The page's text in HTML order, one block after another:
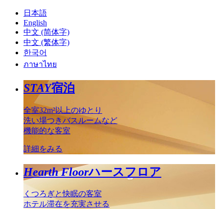
日本語
English
中文 (简体字)
中文 (繁体字)
한국어
ภาษาไทย
STAY宿泊
全室32m²以上のゆとり
洗い場つきバスルームなど
機能的な客室
詳細をみる
Hearth Floorハースフロア
くつろぎと快眠の客室
ホテル滞在を充実させる